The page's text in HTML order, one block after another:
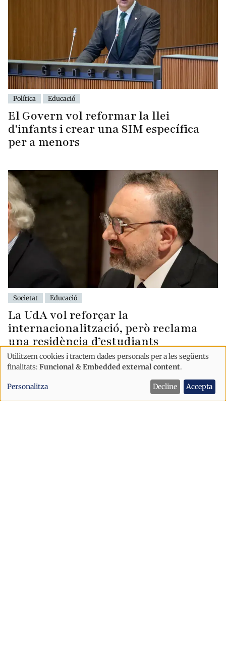
Política Educació
El Govern vol reformar la llei
d'infants i crear una SIM específica
per a menors
Societat Educació
La UdA vol reforçar la
internacionalització, però reclama
una residència d’estudiants
Ús
de
dades
Utilitzem cookies i tractem dades personals per a les següents
finalitats: Funcional & Embedded external content.
Personalitza Decline Accepta